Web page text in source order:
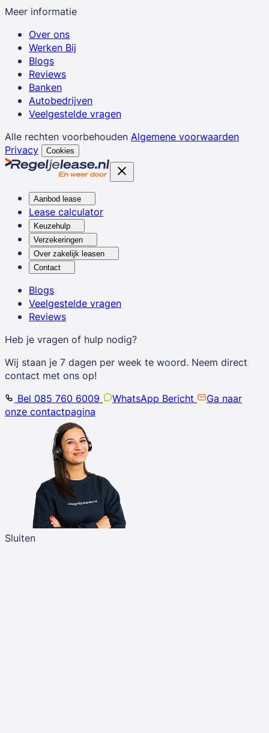
Meer informatie
Over ons
Werken Bij
Blogs
Reviews
Banken
Autobedrijven
Veelgestelde vragen
Alle rechten voorbehouden Algemene voorwaarden
Privacy
Cookies
Aanbod lease
Lease calculator
Keuzehulp
Verzekeringen
Over zakelijk leasen
Contact
Blogs
Veelgestelde vragen
Reviews
Heb je vragen of hulp nodig?
Wij staan je 7 dagen per week te woord. Neem direct
contact met ons op!
Bel 085 760 6009
WhatsApp Bericht
Ga naar
onze contactpagina
Sluiten